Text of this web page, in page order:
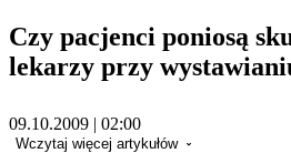
Czy pacjenci poniosą
lekarzy przy
09.10.2009 | 02:00
Wczytaj więcej artykułów